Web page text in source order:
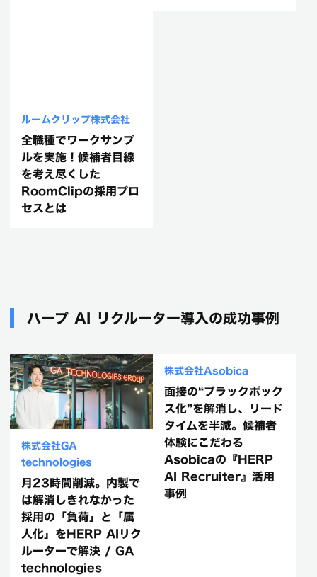
ルームクリップ株式会社
全職種でワークサンプ
ルを実施！候補者目線
を考え尽くした
RoomClipの採用プロ
セスとは
ハープ AI リクルーター導入の成功事例
株式会社GA
technologies
月23時間削減。内製で
は解消しきれなかった
採用の「負荷」と「属
人化」をHERP AIリク
ルーターで解決 / GA
technologies
株式会社Asobica
面接の“ブラックボック
ス化”を解消し、リード